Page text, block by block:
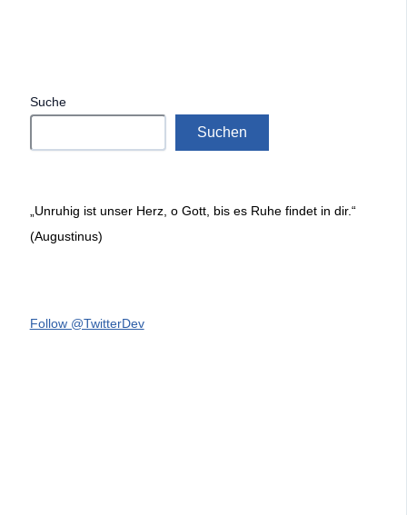
Suche
Suchen
„Unruhig ist unser Herz, o Gott, bis es Ruhe findet in dir.“
(Augustinus)
Follow @TwitterDev